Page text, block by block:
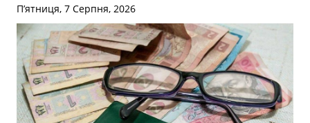
П’ятниця, 7 Серпня, 2026